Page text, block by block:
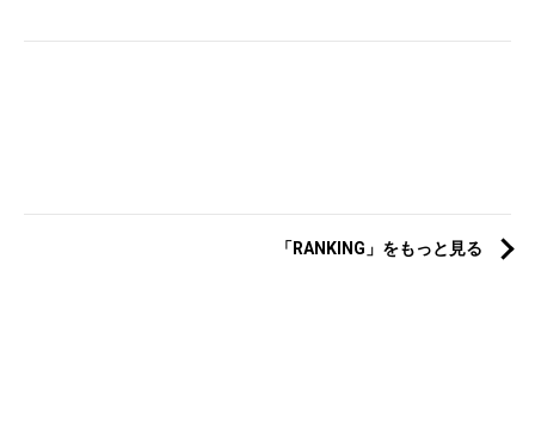
「RANKING」をもっと見る